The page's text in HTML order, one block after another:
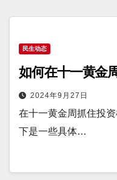
民生动态
如何在十一黄金
2024年9月27日
在十一黄金周抓住投
下是一些具体…